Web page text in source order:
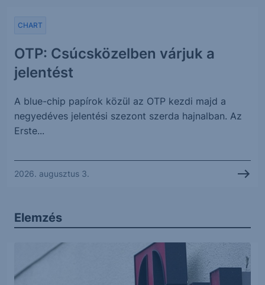
OTP: Csúcsközelben várjuk a
jelentést
CHART
A blue-chip papírok közül az OTP kezdi majd a
negyedéves jelentési szezont szerda hajnalban. Az
Erste...
2026. augusztus 3.
Elemzés